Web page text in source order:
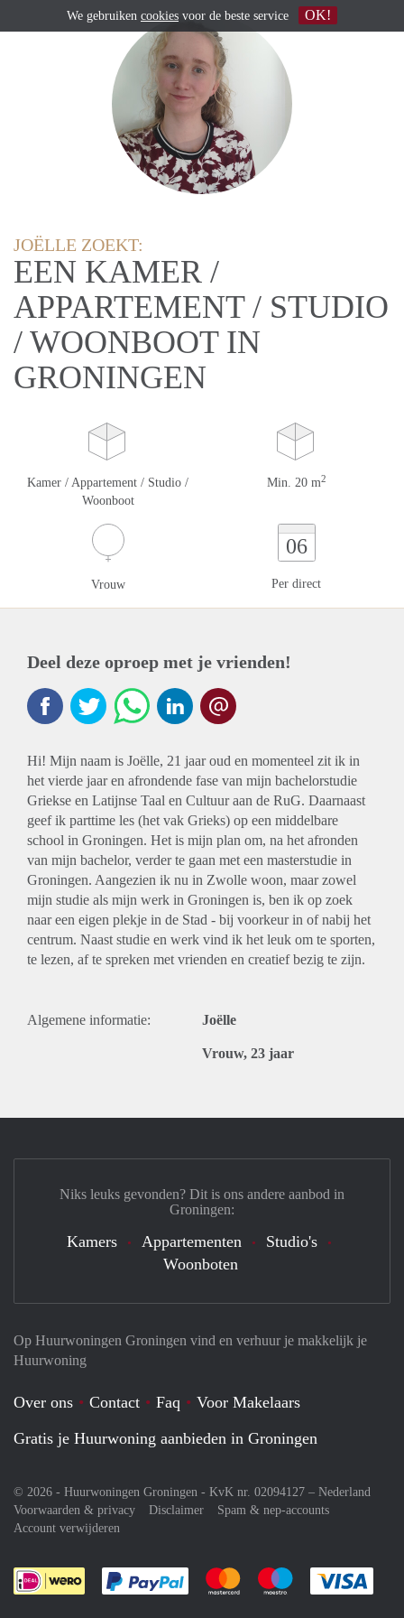
JOËLLE ZOEKT:
EEN KAMER /
APPARTEMENT / STUDIO
/ WOONBOOT IN
GRONINGEN
Kamer / Appartement / Studio /
Woonboot
Min. 20 m2
Vrouw
06
Per direct
Deel deze oproep met je vrienden!
Hi! Mijn naam is Joëlle, 21 jaar oud en momenteel zit ik in
het vierde jaar en afrondende fase van mijn bachelorstudie
Griekse en Latijnse Taal en Cultuur aan de RuG. Daarnaast
geef ik parttime les (het vak Grieks) op een middelbare
school in Groningen. Het is mijn plan om, na het afronden
van mijn bachelor, verder te gaan met een masterstudie in
Groningen. Aangezien ik nu in Zwolle woon, maar zowel
mijn studie als mijn werk in Groningen is, ben ik op zoek
naar een eigen plekje in de Stad - bij voorkeur in of nabij het
centrum. Naast studie en werk vind ik het leuk om te sporten,
te lezen, af te spreken met vrienden en creatief bezig te zijn.
Algemene informatie: Joëlle
Vrouw, 23 jaar
Op Huurwoningen Groningen vind en verhuur je makkelijk je
Huurwoning
Over ons Contact Faq
Voor Makelaars
Gratis je Huurwoning aanbieden in Groningen
© 2026 - Huurwoningen Groningen - KvK nr. 02094127 – Nederland
Voorwaarden & privacy
Disclaimer
Spam & nep-accounts
Account verwijderen
Je rekent gemakkelijk af met Paypal
Je rekent gemakkelijk af met
Je rekent
Niks leuks gevonden? Dit is ons andere aanbod in
Groningen:
Kamers Appartementen
Studio's
Woonboten
We gebruiken cookies voor de beste service OK!